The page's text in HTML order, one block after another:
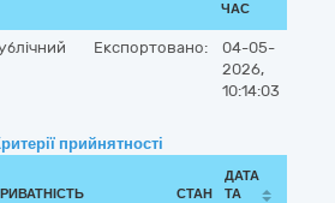
ЧАС
Експортовано:
04-05-
2026,
10:14:03
прийнятності
СТАН
ДАТА
ТА